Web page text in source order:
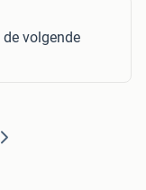
de volgende